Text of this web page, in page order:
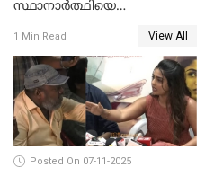
സ്ഥാനാര്‍ത്ഥിയെ
WATCH VIDEO
1 Min Read View All
Posted On 07-11-2025